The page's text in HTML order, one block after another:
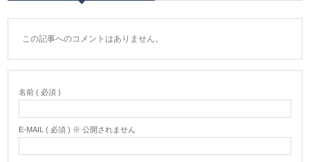
この記事へのコメントはありません。
名前 ( 必須 )
E-MAIL ( 必須 ) ※ 公開されません